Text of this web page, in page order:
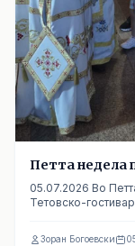
Петта недела
05.07.2026 Во
Тетовско-
Зоран Богоевски